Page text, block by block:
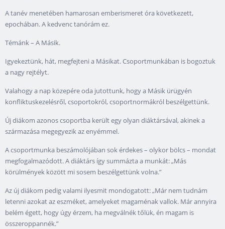
A tanév menetében hamarosan emberismeret óra következett,
epochában. A kedvenc tanórám ez.
Témánk – A Másik.
Igyekeztünk, hát, megfejteni a Másikat. Csoportmunkában is bogoztuk
a nagy rejtélyt.
Valahogy a nap közepére oda jutottunk, hogy a Másik ürügyén
konfliktuskezelésről, csoportokról, csoportnormákról beszélgettünk.
Új diákom azonos csoportba került egy olyan diáktársával, akinek a
származása megegyezik az enyémmel.
A csoportmunka beszámolójában sok érdekes – olykor bölcs – mondat
megfogalmazódott. A diáktárs így summázta a munkát: „Más
körülmények között mi sosem beszélgettünk volna.”
Az új diákom pedig valami ilyesmit mondogatott: „Már nem tudnám
letenni azokat az eszméket, amelyeket magaménak vallok. Már annyira
belém égett, hogy úgy érzem, ha megválnék tőlük, én magam is
összeroppannék.”